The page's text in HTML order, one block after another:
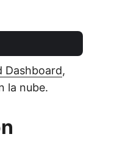
Dashboard,
la nube.